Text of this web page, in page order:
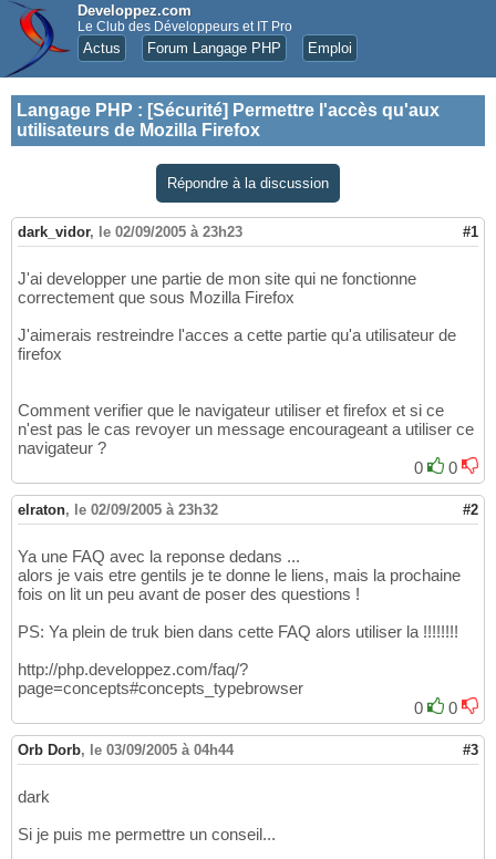
Developpez.com
Le Club des Développeurs et IT Pro
Actus Forum Langage PHP Emploi
Langage PHP : [Sécurité] Permettre l'accès qu'aux
utilisateurs de Mozilla Firefox
Répondre à la discussion
dark_vidor, le 02/09/2005 à 23h23 #1
J'ai developper une partie de mon site qui ne fonctionne
correctement que sous Mozilla Firefox
J'aimerais restreindre l'acces a cette partie qu'a utilisateur de
firefox
Comment verifier que le navigateur utiliser et firefox et si ce
n'est pas le cas revoyer un message encourageant a utiliser ce
navigateur ?
0
0
elraton, le 02/09/2005 à 23h32 #2
Ya une FAQ avec la reponse dedans ...
alors je vais etre gentils je te donne le liens, mais la prochaine
fois on lit un peu avant de poser des questions !
PS: Ya plein de truk bien dans cette FAQ alors utiliser la !!!!!!!!
http://php.developpez.com/faq/?
page=concepts#concepts_typebrowser
0
0
Orb Dorb, le 03/09/2005 à 04h44 #3
dark
Si je puis me permettre un conseil...